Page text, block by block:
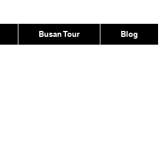
Busan Tour Blog